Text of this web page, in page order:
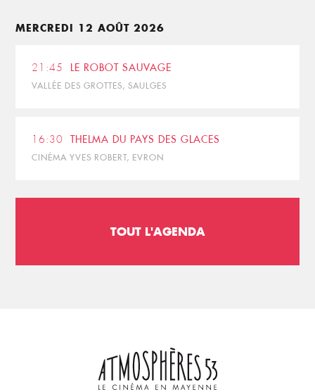
MERCREDI 12 AOÛT 2026
21:45 LE ROBOT SAUVAGE
VALLÉE DES GROTTES, SAULGES
16:30 THELMA DU PAYS DES GLACES
CINÉMA YVES ROBERT, EVRON
TOUT L'AGENDA